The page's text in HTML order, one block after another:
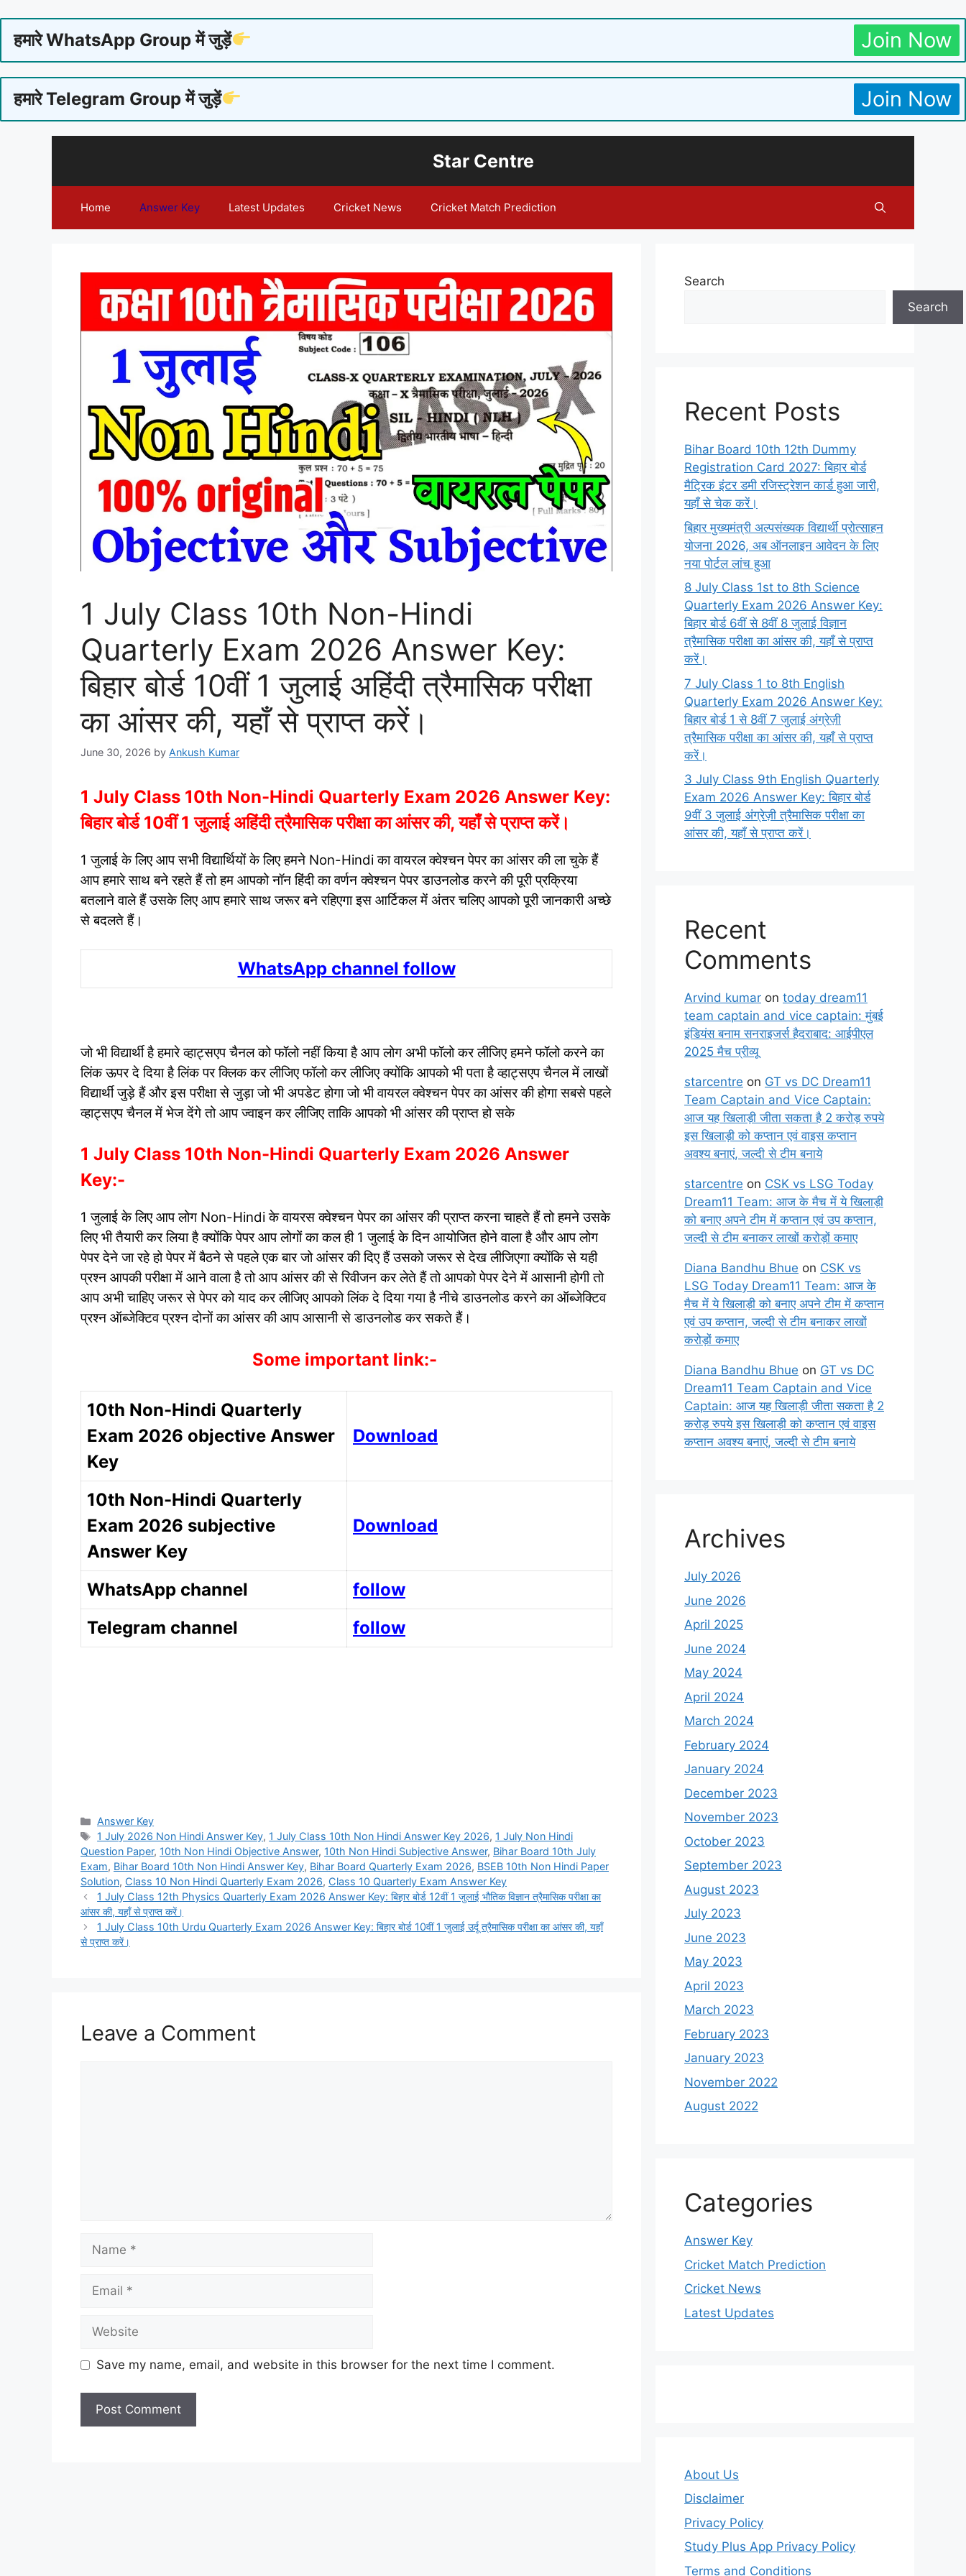
हमारे WhatsApp Group में जुड़ें Join Now
हमारे Telegram Group में जुड़ें Join Now
Star Centre
Home Answer Key Latest Updates Cricket News Cricket Match Prediction
1 July Class 10th Non-Hindi
Quarterly Exam 2026 Answer Key:
बिहार बोर्ड 10वीं 1 जुलाई अहिंदी त्रैमासिक परीक्षा
का आंसर की, यहाँ से प्राप्त करें।
June 30, 2026 by Ankush Kumar
1 July Class 10th Non-Hindi Quarterly Exam 2026 Answer Key:
बिहार बोर्ड 10वीं 1 जुलाई अहिंदी त्रैमासिक परीक्षा का आंसर की, यहाँ से प्राप्त करें।
1 जुलाई के लिए आप सभी विद्यार्थियों के लिए हमने Non-Hindi का वायरल क्वेश्चन पेपर का आंसर की ला चुके हैं
आप हमारे साथ बने रहते हैं तो हम आपको नॉन हिंदी का वर्णन क्वेश्चन पेपर डाउनलोड करने की पूरी प्रक्रिया
बतलाने वाले हैं उसके लिए आप हमारे साथ जरूर बने रहिएगा इस आर्टिकल में अंतर चलिए आपको पूरी जानकारी अच्छे
से बदलते हैं।
WhatsApp channel follow
जो भी विद्यार्थी है हमारे व्हाट्सएप चैनल को फॉलो नहीं किया है आप लोग अभी फॉलो कर लीजिए हमने फॉलो करने का
लिंक ऊपर दे दिया है लिंक पर क्लिक कर लीजिए फॉलो कर लीजिए क्योंकि आपको भी पता है व्हाट्सएप चैनल में लाखों
विद्यार्थी जुड़े हैं और इस परीक्षा से जुड़ा जो भी अपडेट होगा जो भी वायरल क्वेश्चन पेपर का आंसर की होगा सबसे पहले
व्हाट्सएप चैनल में भेज देंगे तो आप ज्वाइन कर लीजिए ताकि आपको भी आंसर की प्राप्त हो सके
1 July Class 10th Non-Hindi Quarterly Exam 2026 Answer
Key:-
1 जुलाई के लिए आप लोग Non-Hindi के वायरस क्वेश्चन पेपर का आंसर की प्राप्त करना चाहते हैं तो हमने उसके
लिए भी तैयारी कर लिया है क्योंकि पेपर आप लोगों का कल ही 1 जुलाई के दिन आयोजित होने वाला है और आप लोग
पेपर देने जा रहे हो पेपर में बैठने से पहले एक बार जो आंसर की दिए हैं उसको जरूर से देख लीजिएगा क्योंकि से यही
प्रश्न आपकी परीक्षा में आने वाला है तो आप आंसर की से रिवीजन कर लेते हैं तो आपको पेपर देने में आसानी होगी तो
आप अभी चाहिए जरूर से पेपर को याद कर लीजिए आपको लिंक दे दिया गया है नीचे डाउनलोड करने का ऑब्जेक्टिव
प्रश्न ऑब्जेक्टिव प्रश्न दोनों का आंसर की आप आसानी से डाउनलोड कर सकते हैं।
Some important link:-
10th Non-Hindi Quarterly
Exam 2026 objective Answer
Key
Download
10th Non-Hindi Quarterly
Exam 2026 subjective
Answer Key
Download
WhatsApp channel
follow
Telegram channel
follow
Categories
Answer Key
Tags
1 July 2026 Non Hindi Answer Key, 1 July Class 10th Non Hindi Answer Key 2026, 1 July Non Hindi
Question Paper, 10th Non Hindi Objective Answer, 10th Non Hindi Subjective Answer, Bihar Board 10th July
Exam, Bihar Board 10th Non Hindi Answer Key, Bihar Board Quarterly Exam 2026, BSEB 10th Non Hindi Paper
Solution, Class 10 Non Hindi Quarterly Exam 2026, Class 10 Quarterly Exam Answer Key
1 July Class 12th Physics Quarterly Exam 2026 Answer Key: बिहार बोर्ड 12वीं 1 जुलाई भौतिक विज्ञान त्रैमासिक परीक्षा का
आंसर की, यहाँ से प्राप्त करें।
1 July Class 10th Urdu Quarterly Exam 2026 Answer Key: बिहार बोर्ड 10वीं 1 जुलाई उर्दू त्रैमासिक परीक्षा का आंसर की, यहाँ
से प्राप्त करें।
Leave a Comment
Name
Email
Website
Save my name, email, and website in this browser for the next time I comment.
Search
Search
Recent Posts
Bihar Board 10th 12th Dummy
Registration Card 2027: बिहार बोर्ड
मैट्रिक इंटर डमी रजिस्ट्रेशन कार्ड हुआ जारी,
यहाँ से चेक करें।
बिहार मुख्यमंत्री अल्पसंख्यक विद्यार्थी प्रोत्साहन
योजना 2026, अब ऑनलाइन आवेदन के लिए
नया पोर्टल लांच हुआ
8 July Class 1st to 8th Science
Quarterly Exam 2026 Answer Key:
बिहार बोर्ड 6वीं से 8वीं 8 जुलाई विज्ञान
त्रैमासिक परीक्षा का आंसर की, यहाँ से प्राप्त
करें।
7 July Class 1 to 8th English
Quarterly Exam 2026 Answer Key:
बिहार बोर्ड 1 से 8वीं 7 जुलाई अंग्रेज़ी
त्रैमासिक परीक्षा का आंसर की, यहाँ से प्राप्त
करें।
3 July Class 9th English Quarterly
Exam 2026 Answer Key: बिहार बोर्ड
9वीं 3 जुलाई अंग्रेज़ी त्रैमासिक परीक्षा का
आंसर की, यहाँ से प्राप्त करें।
Recent
Comments
Arvind kumar on today dream11
team captain and vice captain: मुंबई
इंडियंस बनाम सनराइजर्स हैदराबाद: आईपीएल
2025 मैच प्रीव्यू
starcentre on GT vs DC Dream11
Team Captain and Vice Captain:
आज यह खिलाड़ी जीता सकता है 2 करोड़ रुपये
इस खिलाड़ी को कप्तान एवं वाइस कप्तान
अवश्य बनाएं, जल्दी से टीम बनाये
starcentre on CSK vs LSG Today
Dream11 Team: आज के मैच में ये खिलाड़ी
को बनाए अपने टीम में कप्तान एवं उप कप्तान,
जल्दी से टीम बनाकर लाखों करोड़ों कमाए
Diana Bandhu Bhue on CSK vs
LSG Today Dream11 Team: आज के
मैच में ये खिलाड़ी को बनाए अपने टीम में कप्तान
एवं उप कप्तान, जल्दी से टीम बनाकर लाखों
करोड़ों कमाए
Diana Bandhu Bhue on GT vs DC
Dream11 Team Captain and Vice
Captain: आज यह खिलाड़ी जीता सकता है 2
करोड़ रुपये इस खिलाड़ी को कप्तान एवं वाइस
कप्तान अवश्य बनाएं, जल्दी से टीम बनाये
Archives
July 2026
June 2026
April 2025
June 2024
May 2024
April 2024
March 2024
February 2024
January 2024
December 2023
November 2023
October 2023
September 2023
August 2023
July 2023
June 2023
May 2023
April 2023
March 2023
February 2023
January 2023
November 2022
August 2022
Categories
Answer Key
Cricket Match Prediction
Cricket News
Latest Updates
About Us
Disclaimer
Privacy Policy
Study Plus App Privacy Policy
Terms and Conditions